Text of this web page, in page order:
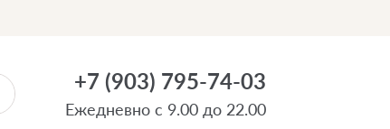
+7 (903) 795-74-03
Ежедневно с 9.00 до 22.00